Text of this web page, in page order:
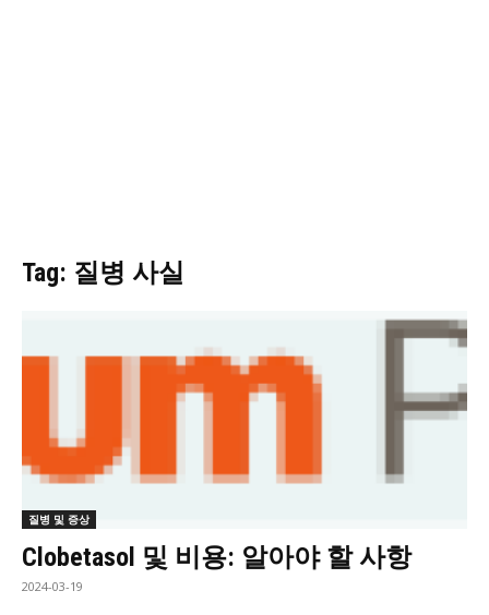
Tag: 질병 사실
질병 및 증상
Clobetasol 및 비용: 알아야 할 사항
2024-03-19